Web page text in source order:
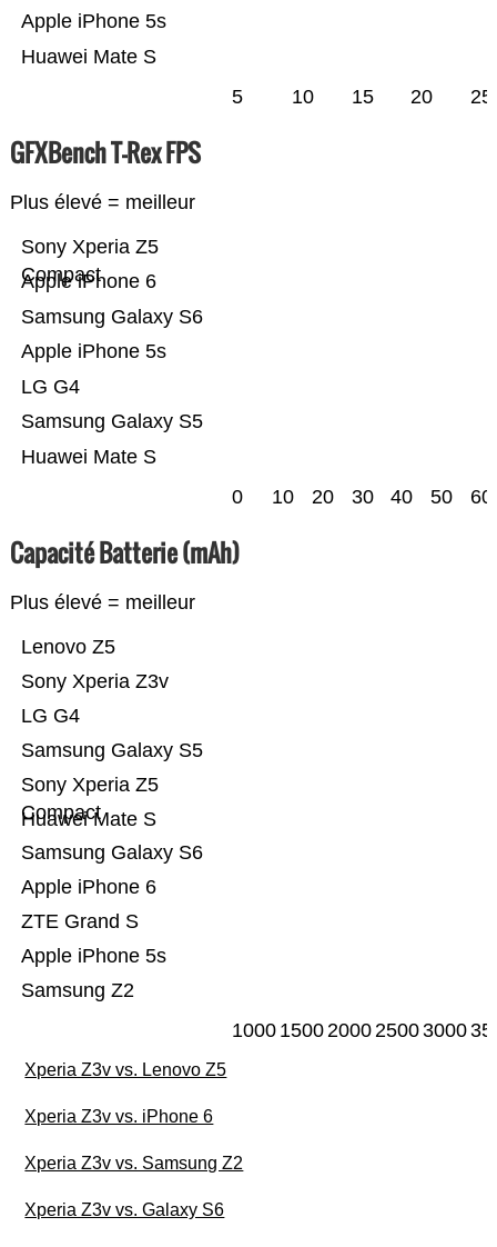
Huawei Mate S
Apple iPhone 5s
5 10 15 20 25
GFXBench T-Rex FPS
Plus élevé = meilleur
Huawei Mate S
Samsung Galaxy S5
LG G4
Apple iPhone 5s
Samsung Galaxy S6
Apple iPhone 6
Sony Xperia Z5
Compact
0 10 20 30 40 50 60
Capacité Batterie (mAh)
Plus élevé = meilleur
Samsung Z2
Apple iPhone 5s
ZTE Grand S
Apple iPhone 6
Samsung Galaxy S6
Huawei Mate S
Sony Xperia Z5
Compact
Samsung Galaxy S5
LG G4
Sony Xperia Z3v
Lenovo Z5
1000 1500200025003000
Xperia Z3v vs. Lenovo Z5
Xperia Z3v vs. iPhone 6
Xperia Z3v vs. Samsung Z2
Xperia Z3v vs. Galaxy S6